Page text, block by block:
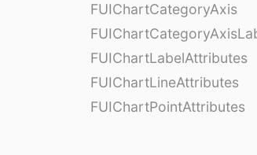
FUIChartCategoryAxis
FUIChartLabelAttributes
FUIChartLineAttributes
FUIChartPointAttributes